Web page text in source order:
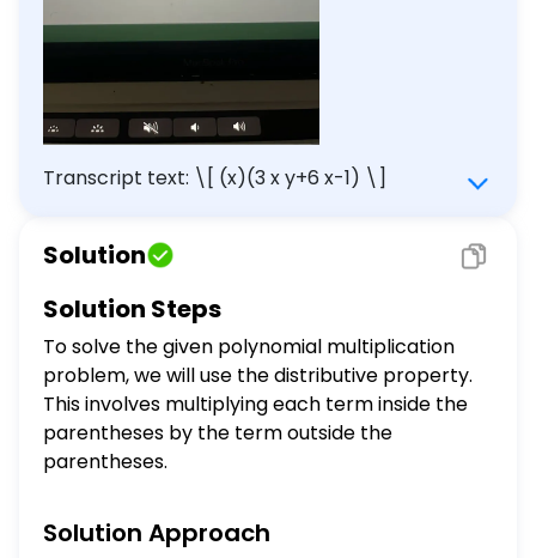
Transcript text: \[ (x)(3 x y+6 x-1) \]
Solution
Solution Steps
To solve the given polynomial multiplication
problem, we will use the distributive property.
This involves multiplying each term inside the
parentheses by the term outside the
parentheses.
Solution Approach